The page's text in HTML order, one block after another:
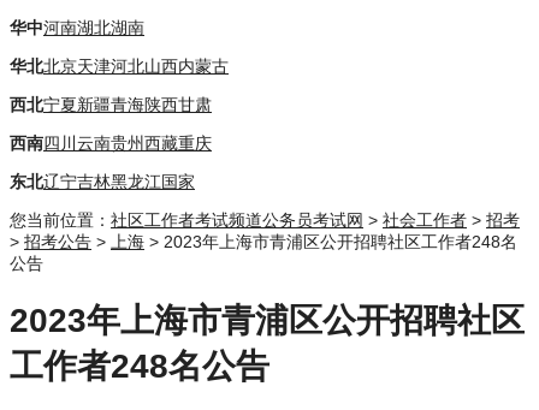
华中河南湖北湖南
华北北京天津河北山西内蒙古
西北宁夏新疆青海陕西甘肃
西南四川 云南贵州西藏重庆
东北辽宁吉林黑龙江国家
您当前位置： 社区工作者考试频道公务员考试网 > 社会工作者 > 招考
> 招考公告 > 上海 > 2023年上海市青浦区公开招聘社区工作者248名
公告
2023年上海市青浦区公开招聘社区
工作者248名公告